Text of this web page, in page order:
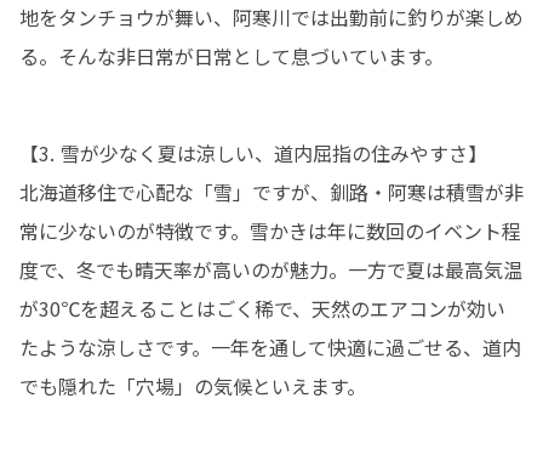
地をタンチョウが舞い、阿寒川では出勤前に釣りが楽しめ
る。そんな非日常が日常として息づいています。
【3. 雪が少なく夏は涼しい、道内屈指の住みやすさ】
北海道移住で心配な「雪」ですが、釧路・阿寒は積雪が非
常に少ないのが特徴です。雪かきは年に数回のイベント程
度で、冬でも晴天率が高いのが魅力。一方で夏は最高気温
が30℃を超えることはごく稀で、天然のエアコンが効い
たような涼しさです。一年を通して快適に過ごせる、道内
でも隠れた「穴場」の気候といえます。